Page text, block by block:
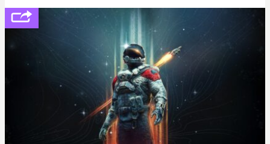
développement (pour ce que l'on sait, ils bossent
peut-être sur
Fallout Football ou
Fallout vs. Les
Lapins Crétins) et l'Obsidian d'aujourd'hui n'est plus
le même studio qu'il y a 15 ans. Mais bon, OK, on
peut commencer à fantasmer.A.